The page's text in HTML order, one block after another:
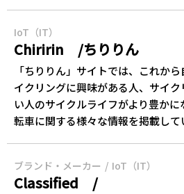
IoT（IT）
Chiririn /ちりりん
「ちりりん」サイトでは、これか
イクリングに興味がある人、サイ
い人のサイクルライフがより豊か
転車に関する様々な情報を掲載し
ブランド・メーカー IoT（IT）
Classified /